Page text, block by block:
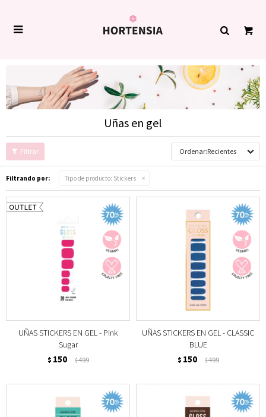

Uñas en gel
Recientes
Filtrando por: Tipo de producto: Stickers
UÑAS STICKERS EN GEL - Pink
Sugar
$ 150 $499
UÑAS STICKERS EN GEL - CLASSIC
BLUE
$ 150 $499